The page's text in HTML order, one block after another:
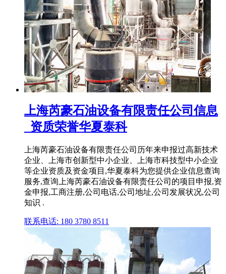
上海芮豪石油设备有限责任公司信息
_资质荣誉华夏泰科
上海芮豪石油设备有限责任公司历年来申报过高新技术
企业、上海市创新型中小企业、上海市科技型中小企业
等企业资质及资金项目,华夏泰科为您提供企业信息查询
服务,查询上海芮豪石油设备有限责任公司的项目申报,资
金申报,工商注册,公司电话,公司地址,公司发展状况,公司
知识 .
联系电话: 180 3780 8511